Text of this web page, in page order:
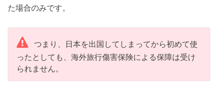
た場合のみです。
つまり、日本を出国してしまってから初めて使
ったとしても、海外旅行傷害保険による保障は受け
られません。